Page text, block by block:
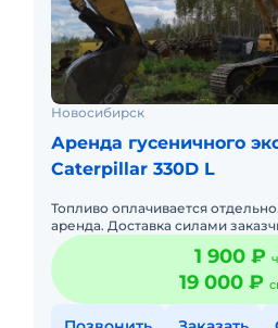
Новосибирск
Аренда гусеничного
Caterpillar 330D L
Топливо оплачивается
аренда. Доставка силами
Подача в день заказа.
1 900 ₽
19 000 ₽